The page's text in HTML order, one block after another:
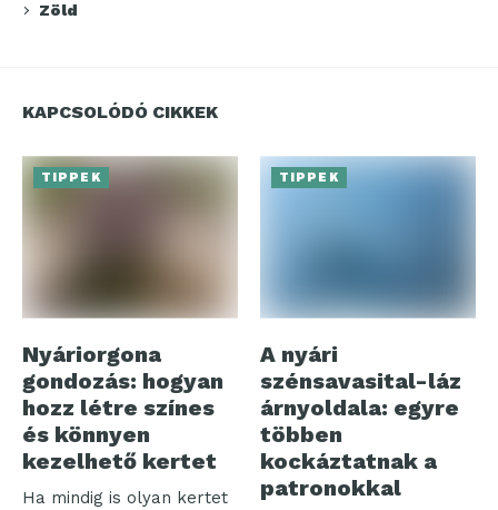
Zöld
KAPCSOLÓDÓ CIKKEK
TIPPEK
Nyáriorgona
gondozás: hogyan
hozz létre színes
és könnyen
kezelhető kertet
Ha mindig is olyan kertet
TIPPEK
A nyári
szénsavasital-láz
árnyoldala: egyre
többen
kockáztatnak a
patronokkal